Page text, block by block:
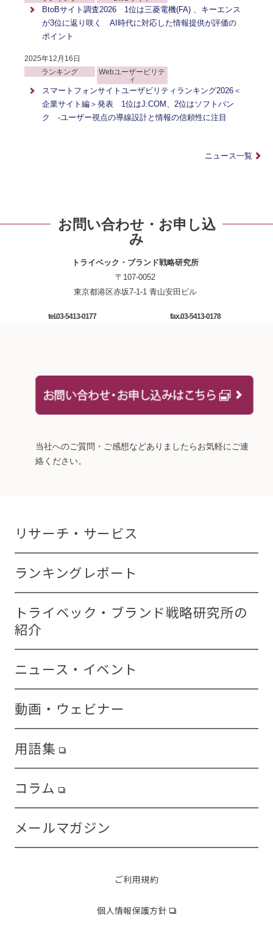
BtoBサイト調査2026 1位は三菱電機(FA) 、キーエンス
が3位に返り咲く AI時代に対応した情報提供が評価の
ポイント
2025年12月16日
ランキング
Webユーザービリテ
ィ
スマートフォンサイトユーザビリティランキング2026＜
企業サイト編＞発表 1位はJ:COM、2位はソフトバン
ク -ユーザー視点の導線設計と情報の信頼性に注目
ニュース一覧
お問い合わせ・お申し込
み
トライベック・ブランド戦略研究所
〒107-0052
東京都港区赤坂7-1-1 青山安田ビル
tel.03-5413-0177 fax.03-5413-0178
当社へのご質問・ご感想などありましたらお気軽にご連
絡ください。
リサーチ・サービス
ランキングレポート
トライベック・ブランド戦略研究所の
紹介
ニュース・イベント
動画・ウェビナー
用語集
コラム
メールマガジン
ご利用規約
個人情報保護方針